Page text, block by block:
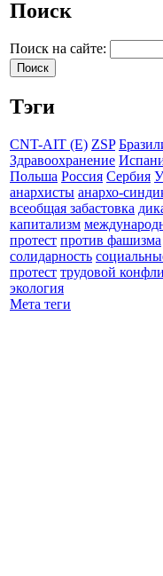
Поиск
Поиск на сайте:
Тэги
CNT-AIT (E) ZSP
Здравоохранение
Польша Россия Сербия
анархисты анархо-
всеобщая забастовка
капитализм
протест против фашизма
солидарность
протест трудовой
экология
Мета теги